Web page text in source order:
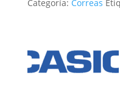
Categoría: Correas